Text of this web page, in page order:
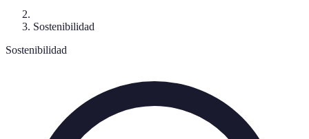
Sostenibilidad
Sostenibilidad